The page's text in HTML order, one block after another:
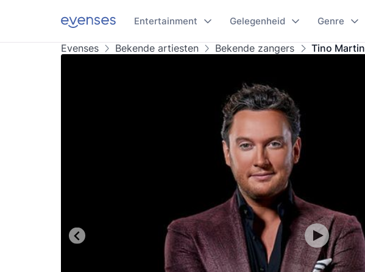
Entertainment Gelegenheid Genre
Evenses Bekende artiesten Bekende zangers Tino Martin